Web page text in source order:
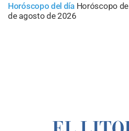
Horóscopo del día Horóscopo
de agosto de 2026